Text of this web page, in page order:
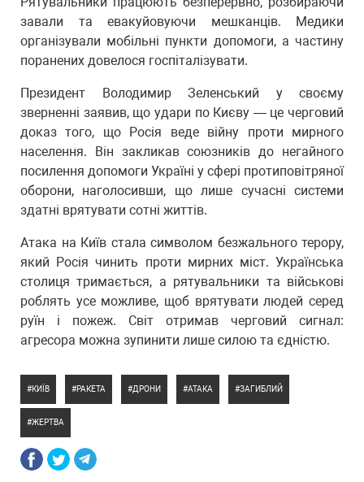
завали та евакуйовуючи мешканців. Медики
організували мобільні пункти допомоги, а частину
поранених довелося госпіталізувати.
Президент Володимир Зеленський у своєму
зверненні заявив, що удари по Києву — це черговий
доказ того, що Росія веде війну проти мирного
населення. Він закликав союзників до негайного
посилення допомоги Україні у сфері протиповітряної
оборони, наголосивши, що лише сучасні системи
здатні врятувати сотні життів.
Атака на Київ стала символом безжального терору,
який Росія чинить проти мирних міст. Українська
столиця тримається, а рятувальники та військові
роблять усе можливе, щоб врятувати людей серед
руїн і пожеж. Світ отримав черговий сигнал:
агресора можна зупинити лише силою та єдністю.
КИЇВ РАКЕТА ДРОНИ АТАКА ЗАГИБЛИЙ
ЖЕРТВА